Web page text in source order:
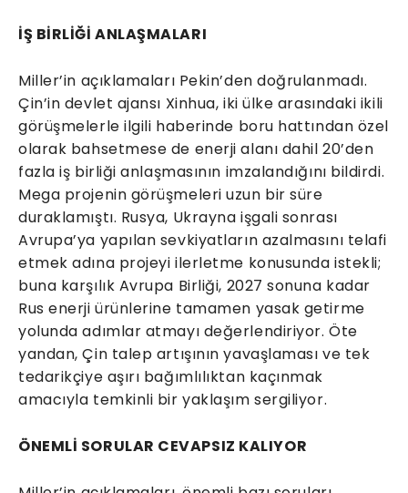
İŞ BİRLİĞİ ANLAŞMALARI
Miller’in açıklamaları Pekin’den doğrulanmadı.
Çin’in devlet ajansı Xinhua, iki ülke arasındaki ikili
görüşmelerle ilgili haberinde boru hattından özel
olarak bahsetmese de enerji alanı dahil 20’den
fazla iş birliği anlaşmasının imzalandığını bildirdi.
Mega projenin görüşmeleri uzun bir süre
duraklamıştı. Rusya, Ukrayna işgali sonrası
Avrupa’ya yapılan sevkiyatların azalmasını telafi
etmek adına projeyi ilerletme konusunda istekli;
buna karşılık Avrupa Birliği, 2027 sonuna kadar
Rus enerji ürünlerine tamamen yasak getirme
yolunda adımlar atmayı değerlendiriyor. Öte
yandan, Çin talep artışının yavaşlaması ve tek
tedarikçiye aşırı bağımlılıktan kaçınmak
amacıyla temkinli bir yaklaşım sergiliyor.
ÖNEMLİ SORULAR CEVAPSIZ KALIYOR